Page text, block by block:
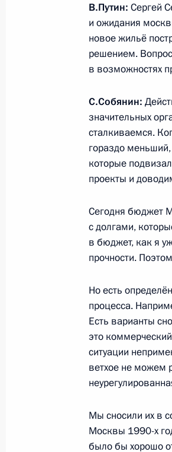
Заседание
дорожного
14 марта 2016 года,
Совместное
Президента в
палаты ЦФО
17 февраля 2016
Расширенное
службы
20 ноября 2015 года,
Встреча с
26 июля 2026 года
В.Путин: Сергей
и ожидания
новое жильё
решением.
в возможностях
С.Собянин:
значительных
сталкиваемся.
гораздо
которые
проекты и
Сегодня бюджет
с долгами,
в бюджет, как я
прочности.
Но есть
процесса.
Есть варианты
это
ситуации
ветхое не можем
Мы сносили их в
Москвы 1990-х
было бы хорошо